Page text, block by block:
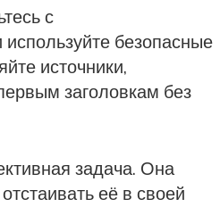
с
безопасные
источники,
заголовкам без
задача. Она
её в своей